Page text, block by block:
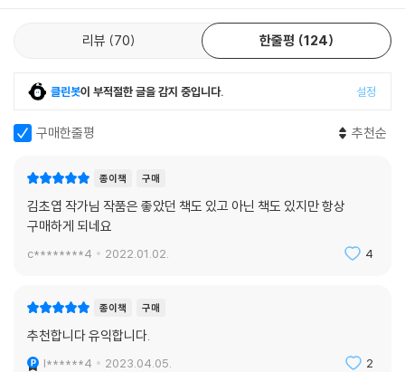
월간 『현대문학』이 펴내는 월간 〈핀 소설〉, 그 서른여덟 번째 책!
〈현대문학 핀 시리즈〉는 당대 한국 문학의 가장 현대적이면서도 첨예한 작
으로 이어가는 프로젝트이다. 여기에 선보이는 단행본들은 개별 작품임과
동시에 여섯 명이 ‘한 시리즈’로 큐레이션된 것이다. 현대문학은 이 시리즈
의 진지함이 ‘핀’이라는 단어의 섬세한 경쾌함과 아이러니하게 결합되기를
기도 하다. 매월 25일 발간할 예정인 후속 편들은 내로라하는 국내 최고 작
가들의 신작을 정해진 날짜에 만나볼 수 있게 기획되어 있다. 한국 출판 사
상 최초로 도입되는 일종의 ‘샐러리북’ 개념이다.
리뷰 70 한줄평 124
클린봇이 부적절한 글을 감지 중입니다. 설정
구매한줄평 추천순
종이책 구매
김초엽 작가님 작품은 좋았던 책도 있고 아닌 책도 있지만 항상
구매하게 되네요
c********4 2022.01.02. 4
종이책 구매
추천합니다 유익합니다.
l******4 2023.04.05. 2